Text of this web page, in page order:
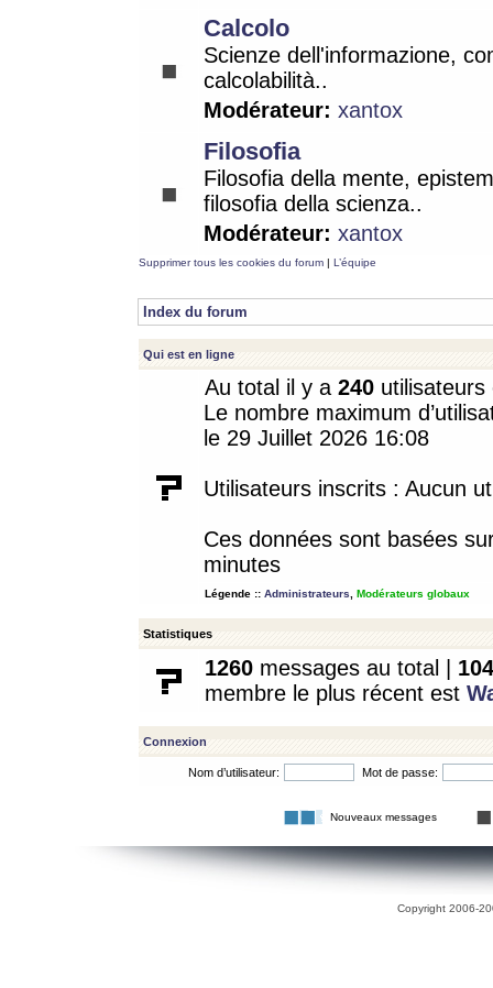
Calcolo
Scienze dell'informazione,
calcolabilità..
Modérateur: xantox
Filosofia
Filosofia della mente,
filosofia della scienza..
Modérateur: xantox
Supprimer tous les cookies du forum | L’équipe
Index du forum
Qui est en ligne
Au total il y a 240
Le nombre maximum
le 29 Juillet 2026 16:08
Utilisateurs inscrits : Aucun
Ces données sont basées
minutes
Légende :: Administrateurs Modérateurs globaux
Statistiques
1260 messages au total | 104
membre le plus récent est
Connexion
Nom d’utilisateur: Mot de passe:
Nouveaux messages
Copyright 2006-